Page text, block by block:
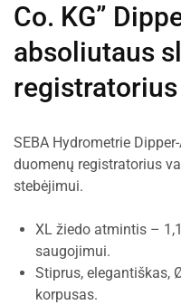
Co. KG”
absoliutaus
SEBA Hydrometrie
duomenų registratorius
stebėjimui.
XL žiedo atmintis –
saugojimui.
Stiprus, elegantiškas,
korpusas.